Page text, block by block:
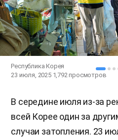
Республика Корея
23 июля, 2025 1,792просмотров
В середине июля из-за
всей Корее один за
случаи затопления. 23